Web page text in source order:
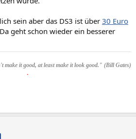
sein aber das DS3 ist über 30 Euro
geht schon wieder ein besserer
make it good, at least make it look good." (Bill Gates)
.